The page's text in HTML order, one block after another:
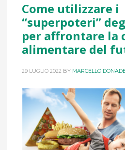
Come utilizzare i
“superpoteri”
per affrontare la
alimentare del
29 LUGLIO 2022 BY MARCELLO